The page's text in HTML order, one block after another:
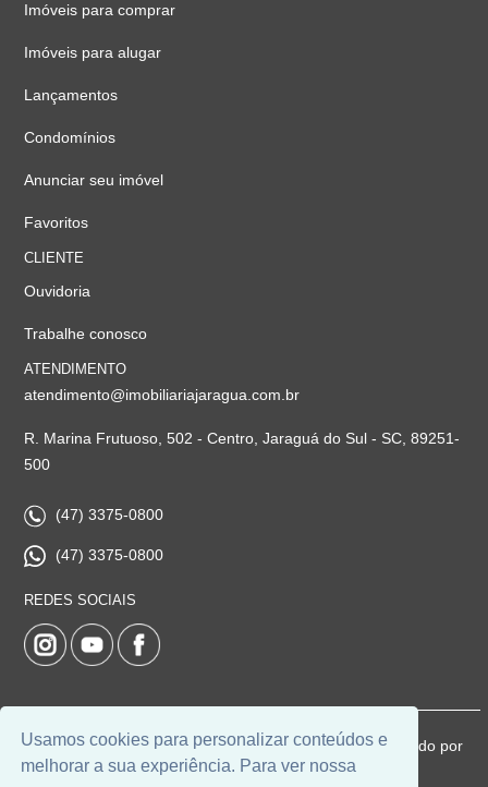
Usamos cookies para personalizar conteúdos e
melhorar a sua experiência. Para ver nossa
Imóveis para comprar
Imóveis para alugar
Lançamentos
Condomínios
Anunciar seu imóvel
Favoritos
CLIENTE
Ouvidoria
Trabalhe conosco
ATENDIMENTO
atendimento@imobiliariajaragua.com.br
R. Marina Frutuoso, 502 - Centro, Jaraguá do Sul - SC, 89251-
500
(47) 3375-0800
(47) 3375-0800
REDES SOCIAIS
© 2026 | Imobiliária Jaraguá | CRECI: 5224-J | Desenvolvido por
Universal Software.